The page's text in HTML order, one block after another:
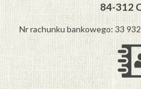
84-312
Nr rachunku bankowego: 33